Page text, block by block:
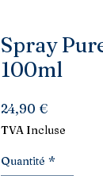
Spray
100ml
24,90 €Prix
TVA Incluse
Quantité *